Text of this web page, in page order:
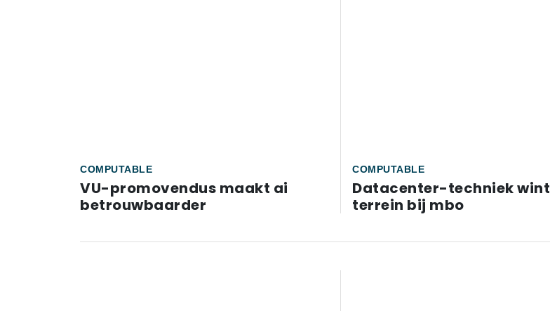
COMPUTABLE
VU-promovendus maakt ai
betrouwbaarder
COMPUTABLE
Datacenter-techniek wint
terrein bij mbo